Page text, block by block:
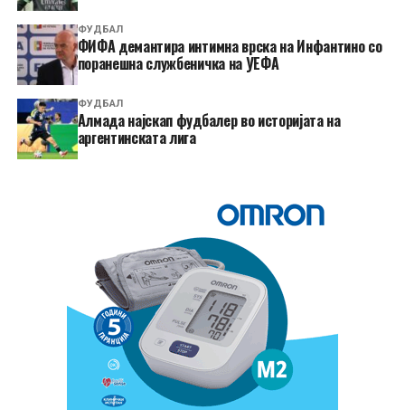
ФУДБАЛ
ФИФА демантира интимна врска на Инфантино со
поранешна службеничка на УЕФА
ФУДБАЛ
Алмада најскап фудбалер во историјата на
аргентинската лига